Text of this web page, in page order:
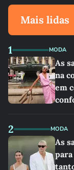
Mais lidas
1 MODA
As
na
em
2 MODA
As